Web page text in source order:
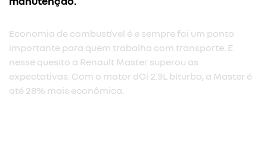
Economia de combustível é e sempre foi um ponto
importante para quem trabalha com transporte. E
nesse quesito a Renault Master superou as
expectativas. Com o motor dCi 2.3L biturbo, a Master é
até 28% mais econômica.​